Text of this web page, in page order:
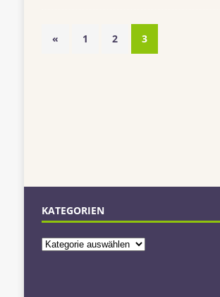
« 1 2 3
KATEGORIEN